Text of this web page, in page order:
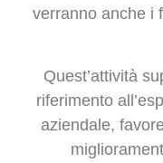
verranno anche i
Quest’attività
riferimento
aziendale,